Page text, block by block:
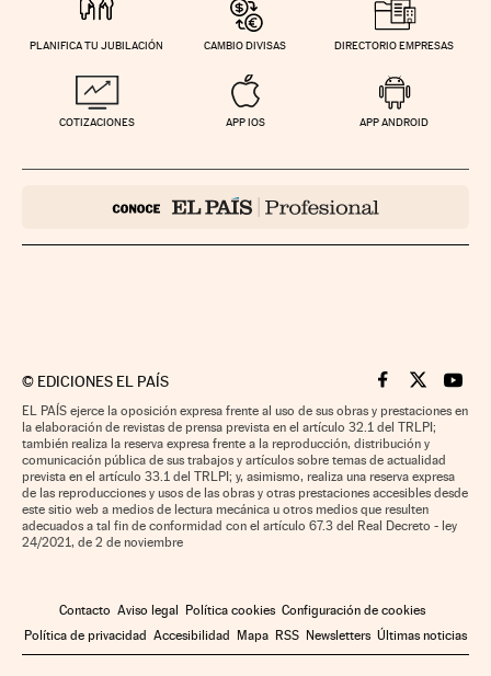
PLANIFICA TU JUBILACIÓN CAMBIO DIVISAS DIRECTORIO EMPRESAS
COTIZACIONES APP IOS APP ANDROID
© EDICIONES EL PAÍS Cinco Días en
Cinco Días
Cinco
EL PAÍS ejerce la oposición expresa frente al uso de sus obras y prestaciones en
la elaboración de revistas de prensa prevista en el artículo 32.1 del TRLPI;
también realiza la reserva expresa frente a la reproducción, distribución y
comunicación pública de sus trabajos y artículos sobre temas de actualidad
prevista en el artículo 33.1 del TRLPI; y, asimismo, realiza una reserva expresa
de las reproducciones y usos de las obras y otras prestaciones accesibles desde
este sitio web a medios de lectura mecánica u otros medios que resulten
adecuados a tal fin de conformidad con el artículo 67.3 del Real Decreto - ley
24/2021, de 2 de noviembre
Contacto Aviso legal Política cookies Configuración de cookies
Política de privacidad Accesibilidad Mapa RSS Newsletters Últimas noticias